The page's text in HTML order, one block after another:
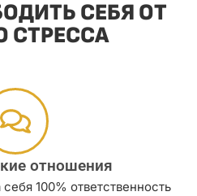
СЕБЯ ОТ
СТРЕССА
отношения
100% ответственность